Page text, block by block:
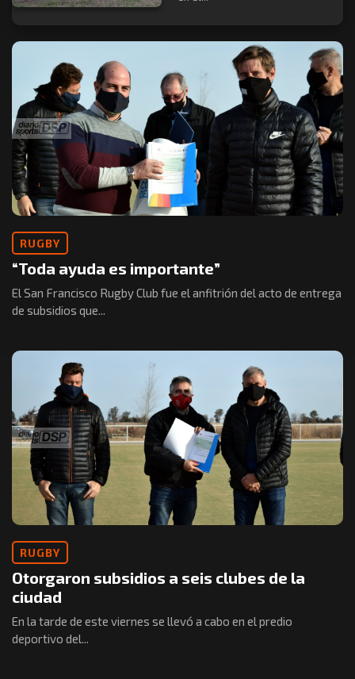
RUGBY
“Toda ayuda es importante”
El San Francisco Rugby Club fue el anfitrión del acto de entrega
de subsidios que...
RUGBY
Otorgaron subsidios a seis clubes de la
ciudad
En la tarde de este viernes se llevó a cabo en el predio
deportivo del...